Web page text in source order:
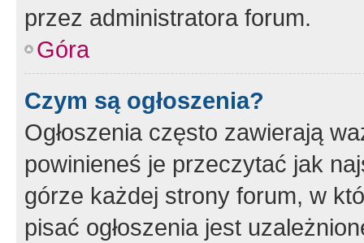
przez administratora forum.
Góra
Czym są ogłoszenia?
Ogłoszenia często zawierają
powinieneś je przeczytać jak
górze każdej strony forum, w
pisać ogłoszenia jest